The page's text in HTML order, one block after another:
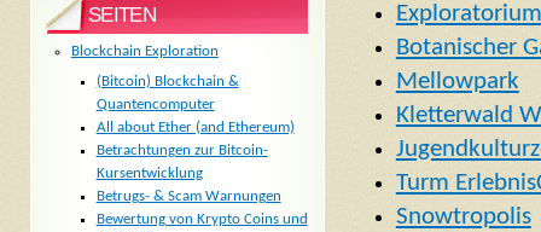
Botanischer
Mellowpark
Kletterwald
Turm
Snowtropolis
SEITEN
Blockchain Exploration
(Bitcoin) Blockchain &
Quantencomputer
All about Ether (and Ethereum)
Betrachtungen zur Bitcoin-
Kursentwicklung
Betrugs- & Scam Warnungen
Bewertung von Krypto Coins und